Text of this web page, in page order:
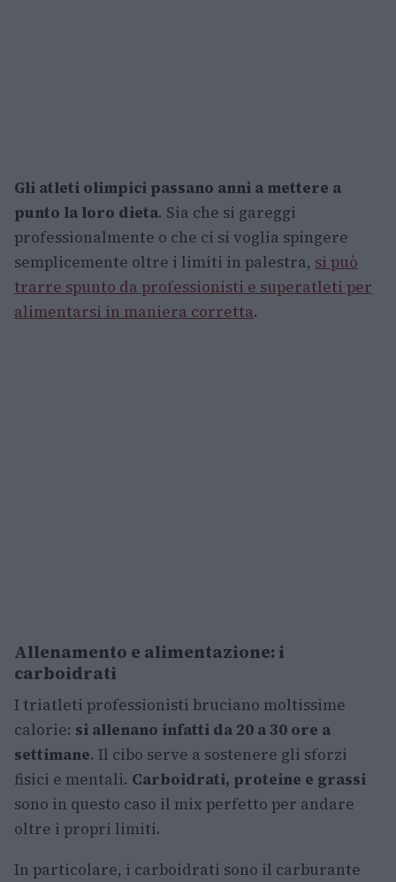
Gli atleti olimpici passano anni a mettere a
punto la loro dieta. Sia che si gareggi
professionalmente o che ci si voglia spingere
semplicemente oltre i limiti in palestra, si può
trarre spunto da professionisti e superatleti per
alimentarsi in maniera corretta.
Allenamento e alimentazione: i
carboidrati
I triatleti professionisti bruciano moltissime
calorie: si allenano infatti da 20 a 30 ore a
settimane. Il cibo serve a sostenere gli sforzi
fisici e mentali. Carboidrati, proteine e grassi
sono in questo caso il mix perfetto per andare
oltre i propri limiti.
In particolare, i carboidrati sono il carburante